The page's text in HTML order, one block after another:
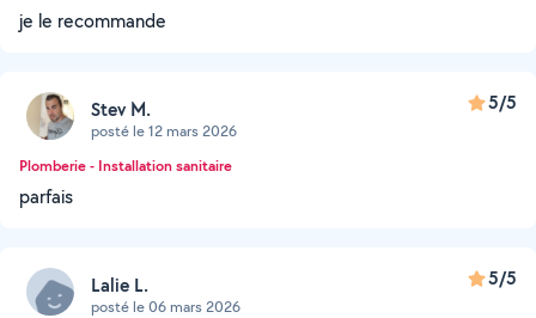
je le recommande
Stev M.
posté le 12 mars 2026
5/5
Plomberie - Installation sanitaire
parfais
Lalie L.
posté le 06 mars 2026
5/5